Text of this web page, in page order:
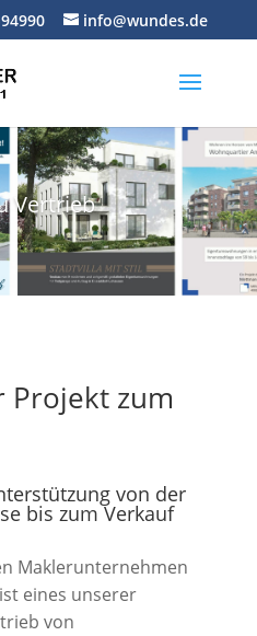
info@wundes.de
Vertrieb
zum
von der
bis zum Verkauf
Maklerunternehmen
eines unserer
von